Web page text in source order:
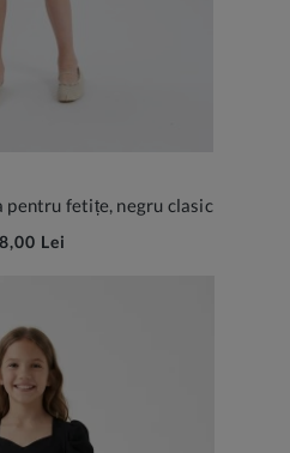
pentru fetițe, negru clasic
Lei